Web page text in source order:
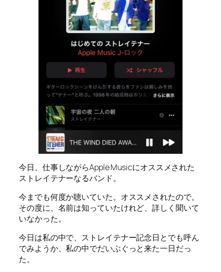
今日、仕事しながらApple Musicにオススメされた
ストレイテナーなるバンド。
今までも何度か聴いていた。オススメされたので。
その度に、名前は知っていたけれど、詳しく聞いて
いなかった。
今日は私の中で、ストレイテナー記念日とでも呼ん
でみようか、私の中でだいぶぐっと来た一日だっ
た。